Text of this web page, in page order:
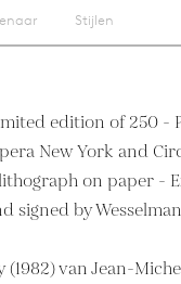
Stijlen
edition of 250 -
New York and
on paper -
signed by
(1982) van Jean-